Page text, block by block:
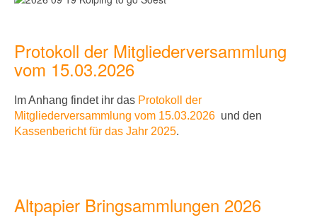
Protokoll der Mitgliederversammlung
vom 15.03.2026
Im Anhang findet ihr das Protokoll der
Mitgliederversammlung vom 15.03.2026 und den
Kassenbericht für das Jahr 2025.
Altpapier Bringsammlungen 2026